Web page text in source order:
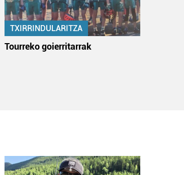
TXIRRINDULARITZA
Tourreko goierritarrak